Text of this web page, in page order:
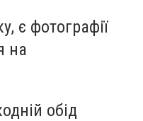
є фотографії
на
обід